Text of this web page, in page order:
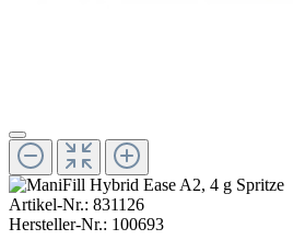
Artikel-Nr.: 831126
Hersteller-Nr.: 100693